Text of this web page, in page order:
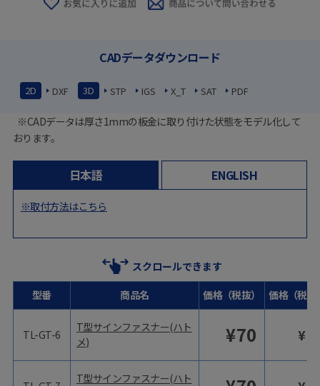
CADデータダウンロード
2D DXF 3D STP IGS X_T SAT PDF
※CADデータは厚さ1mmの板金に取り付けた状態をモデル化して
おります。
日本語 ENGLISH
※取付方法はこちら
スクロールできます
型番
TL-GT-6
商品名 価格（税抜） 価格（税込
T型サインファスナー(ハト
メ)
¥70 ¥
T型サインファスナー(ハト